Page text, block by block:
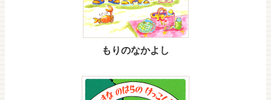
もりのなかよし